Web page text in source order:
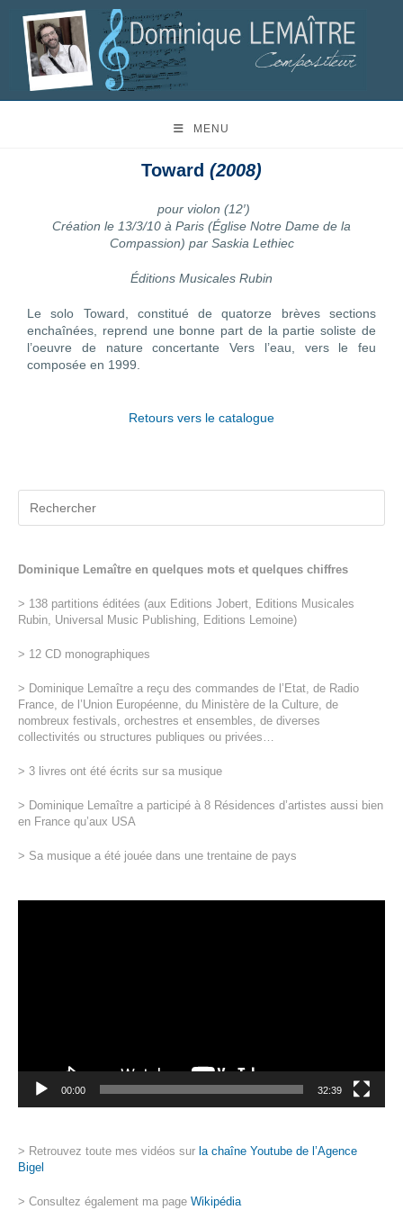
MENU
Toward (2008)
pour violon (12′)
Création le 13/3/10 à Paris (Église Notre Dame de la
Compassion) par Saskia Lethiec
Éditions Musicales Rubin
Le solo Toward, constitué de quatorze brèves sections
enchaînées, reprend une bonne part de la partie soliste de
l’oeuvre de nature concertante Vers l’eau, vers le feu
composée en 1999.
Retours vers le catalogue
Dominique Lemaître en quelques mots et quelques chiffres
> 138 partitions éditées (aux Editions Jobert, Editions Musicales
Rubin, Universal Music Publishing, Editions Lemoine)
> 12 CD monographiques
> Dominique Lemaître a reçu des commandes de l’Etat, de Radio
France, de l’Union Européenne, du Ministère de la Culture, de
nombreux festivals, orchestres et ensembles, de diverses
collectivités ou structures publiques ou privées…
> 3 livres ont été écrits sur sa musique
> Dominique Lemaître a participé à 8 Résidences d’artistes aussi bien
en France qu’aux USA
> Sa musique a été jouée dans une trentaine de pays
00:00 32:39
> Retrouvez toute mes vidéos sur la chaîne Youtube de l’Agence
Bigel
> Consultez également ma page Wikipédia